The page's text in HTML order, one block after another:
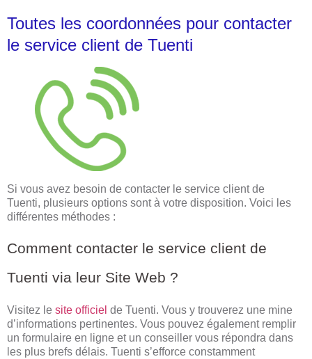
Toutes les coordonnées pour contacter
le service client de Tuenti
Si vous avez besoin de contacter le service client de
Tuenti, plusieurs options sont à votre disposition. Voici les
différentes méthodes :
Comment contacter le service client de
Tuenti via leur Site Web ?
Visitez le site officiel de Tuenti. Vous y trouverez une mine
d’informations pertinentes. Vous pouvez également remplir
un formulaire en ligne et un conseiller vous répondra dans
les plus brefs délais. Tuenti s’efforce constamment